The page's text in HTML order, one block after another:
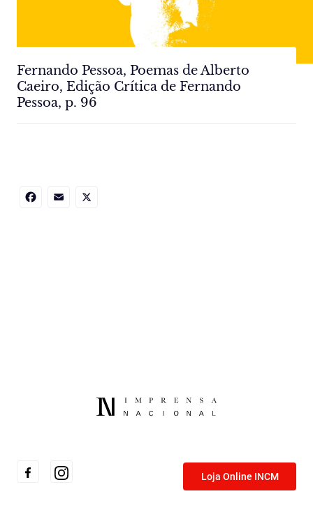
Fernando Pessoa, Poemas de Alberto
Caeiro, Edição Crítica de Fernando
Pessoa, p. 96
Loja Online INCM